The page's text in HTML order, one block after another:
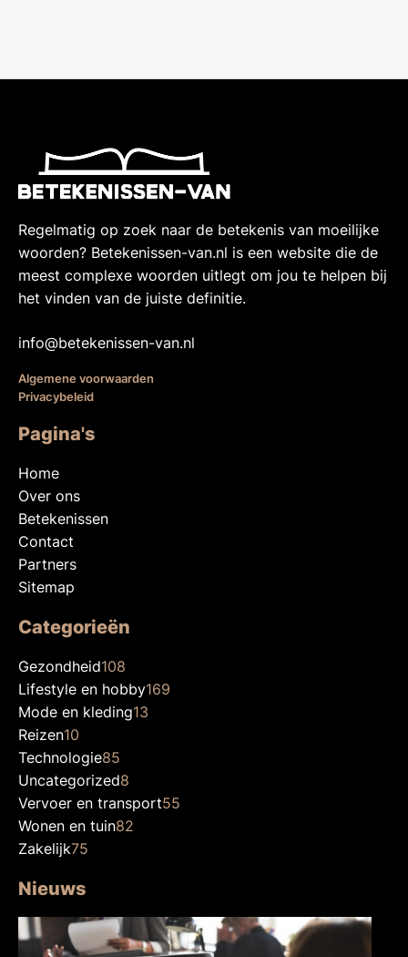
Regelmatig op zoek naar de betekenis van moeilijke
woorden? Betekenissen-van.nl is een website die de
meest complexe woorden uitlegt om jou te helpen bij
het vinden van de juiste definitie.
info@betekenissen-van.nl
Algemene voorwaarden
Privacybeleid
Pagina's
Home
Over ons
Betekenissen
Contact
Partners
Sitemap
Categorieën
Gezondheid108
Lifestyle en hobby169
Mode en kleding13
Reizen10
Technologie85
Uncategorized8
Vervoer en transport55
Wonen en tuin82
Zakelijk75
Nieuws